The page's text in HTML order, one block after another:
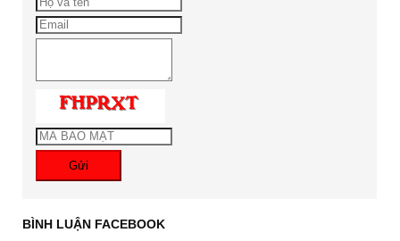
Gửi
BÌNH LUẬN FACEBOOK